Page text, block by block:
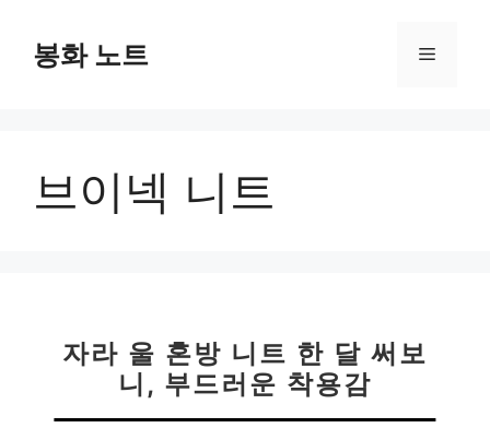
봉화 노트 메
브이넥 니트
자라 울 혼방 니트 한 달 써보
니, 부드러운 착용감